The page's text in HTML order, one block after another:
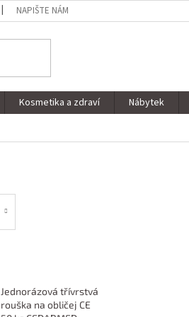
NAPIŠTE NÁM
Kosmetika a zdraví Nábytek
Jednorázová třívrstvá
rouška na obličej CE